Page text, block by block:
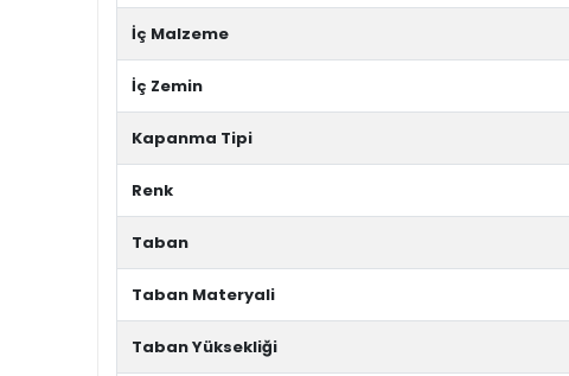
İç Malzeme
İç Zemin
Kapanma Tipi
Renk
Taban
Taban Materyali
Taban Yüksekliği